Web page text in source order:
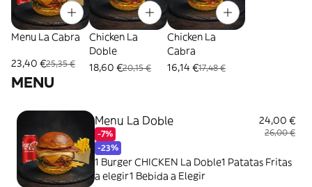
Menu La Cabra
23,40 €25,35 €
Chicken La
Doble
18,60 €20,15 €
Chicken La
Cabra
16,14 €17,48 €
MENU
Menu La Doble
-7%
-23%
24,00 €
26,00 €
1 Burger CHICKEN La Doble1 Patatas Fritas
a elegir1 Bebida a Elegir